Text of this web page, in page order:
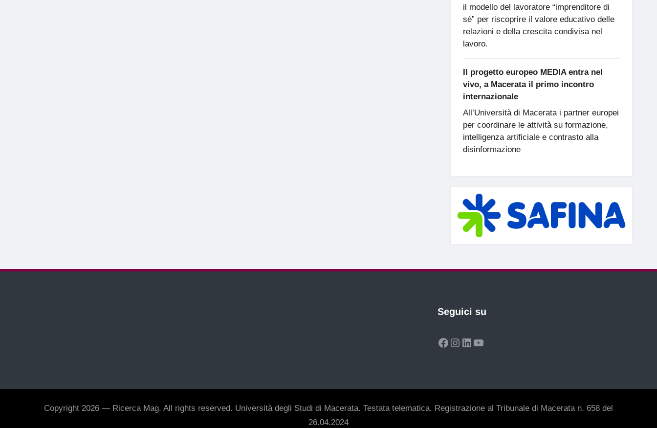
il modello del lavoratore “imprenditore di
sé” per riscoprire il valore educativo delle
relazioni e della crescita condivisa nel
lavoro.
Il progetto europeo MEDIA entra nel
vivo, a Macerata il primo incontro
internazionale
All’Università di Macerata i partner europei
per coordinare le attività su formazione,
intelligenza artificiale e contrasto alla
disinformazione
Seguici su
Facebook
Instagram
LinkedIn
YouTube
Copyright 2026 — Ricerca Mag. All rights reserved. Università degli Studi di Macerata. Testata telematica. Registrazione al Tribunale di Macerata n. 658 del
26.04.2024